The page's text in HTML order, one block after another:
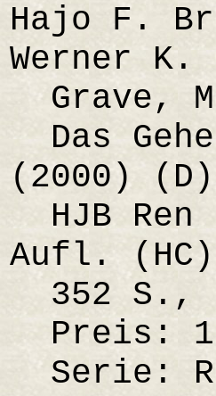
Hajo F.
Werner K.
Grave,
Das
(2000)
HJB
Aufl. (HC)
352 S.,
Preis:
Serie: